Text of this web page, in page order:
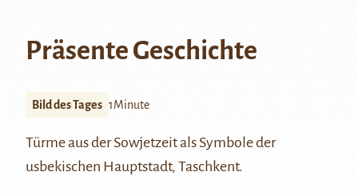
Präsente Geschichte
Bild des Tages 1Minute
Türme aus der Sowjetzeit als Symbole der
usbekischen Hauptstadt, Taschkent.